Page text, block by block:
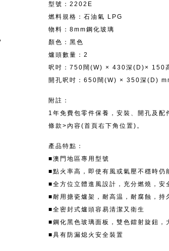
型號：2202E
燃料規格：石油氣 LPG
物料：8mm鋼化玻璃
顏色：黑色
爐頭數量：2
呎吋：750闊(W) × 430深(D)× 150
開孔呎吋：650闊(W) × 350深(D)
附註：
1年免費包零件保養，安裝、開孔及配
條款>內容(首頁右下角位置)。
產品特點：
■澳門地區專用型號
■點火率高，即使有風或氣壓不穩時仍
■全方位立體進風設計，充分燃燒，安
■耐用搪瓷爐架，耐高温，耐腐蝕，持
■全密封式爐頭容易清潔又衛生
■鋼化黑色玻璃面板，雙色鐳射旋鈕，
■具有防漏熄火安全裝置